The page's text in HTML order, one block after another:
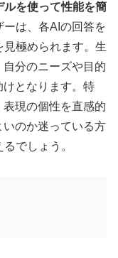
ルを使って性能を簡
は、各AIの回答を
見極められます。生
分のニーズや目的
となります。特
現の個性を直感的
のか迷っている方
でしょう。